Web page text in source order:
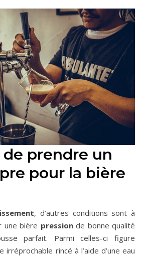
de prendre un
pour la bière
, d’autres conditions sont à
une bière pressionde bonne qualité
parfait. Parmi celles-ci figure
irréprochable rincé à l’aide d’une eau